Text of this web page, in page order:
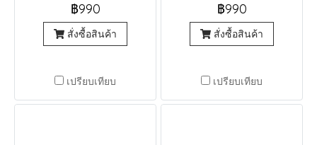
฿990
สั่งซื้อสินค้า
เปรียบเทียบ
฿990
สั่งซื้อสินค้า
เปรียบเทียบ